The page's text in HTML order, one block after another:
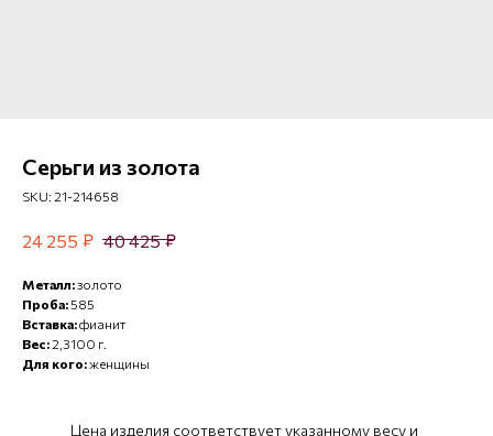
Серьги из золота
SKU: 21-214658
24 255 ₽ 40 425 ₽
Металл:золото
Проба:585
Вставка:фианит
Вес:2,3100 г.
Для кого:женщины
Цена изделия соответствует указанному весу и